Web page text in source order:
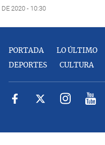
2020 - 10:30
PORTADA LO ÚLTIMO
DEPORTES CULTURA